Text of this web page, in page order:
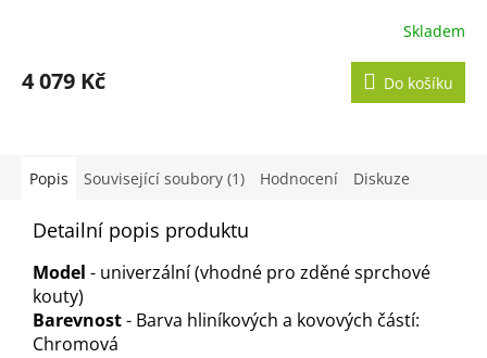
produktu
je
hvězdiček.
Skladem
4 079 Kč Do košíku
Popis Související soubory (1) Hodnocení Diskuze
Detailní popis produktu
Model - univerzální (vhodné pro zděné sprchové
kouty)
Barevnost- Barva hliníkových a kovových částí:
Chromová